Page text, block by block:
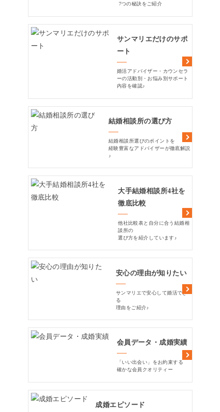
7つの秘訣をご紹介
サンマリエだけのサポ
ート
婚活アドバイザー・カウンセラ
ーの活動別・お悩み別サポート
内容を確認♪
結婚相談所の選び方
結婚相談所選びのポイントを
経験豊富なアドバイザーが徹底解説
♪
大手結婚相談所4社を
徹底比較
他社比較表と自分に合う結婚相
談所の
選び方を紹介しています♪
安心の理由が知りたい
サンマリエで安心して婚活でき
る
理由をご紹介♪
会員データ・成婚実績
「いい出会い」をお約束する
確かな会員クオリティー
成婚エピソード